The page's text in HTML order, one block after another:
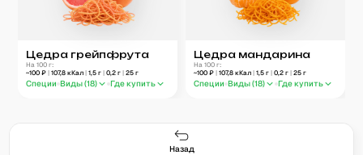
Цедра грейпфрута
На 100 г:
~100 ₽| 107,8 кКал| 1,5 г| 0,2 г| 25 г
Специи Виды (18) Где купить
Цедра мандарина
На 100 г:
~100 ₽ | 107,8 кКал | 1,5 г | 0,2 г | 25 г
Специи Виды (18) Где купить
Назад
171
Калькулятор калорий